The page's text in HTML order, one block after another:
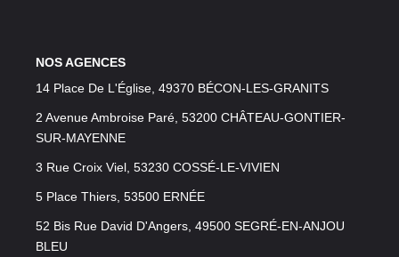
Syndic
MON ESPACE
NOS AGENCES
14 Place De L'Église, 49370 BÉCON-LES-GRANITS
2 Avenue Ambroise Paré, 53200 CHÂTEAU-GONTIER-
SUR-MAYENNE
3 Rue Croix Viel, 53230 COSSÉ-LE-VIVIEN
5 Place Thiers, 53500 ERNÉE
52 Bis Rue David D'Angers, 49500 SEGRÉ-EN-ANJOU
BLEU